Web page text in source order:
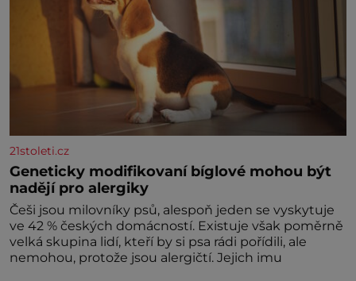
21stoleti.cz
Geneticky modifikovaní bíglové mohou být
nadějí pro alergiky
Češi jsou milovníky psů, alespoň jeden se vyskytuje
ve 42 % českých domácností. Existuje však poměrně
velká skupina lidí, kteří by si psa rádi pořídili, ale
nemohou, protože jsou alergičtí. Jejich imu